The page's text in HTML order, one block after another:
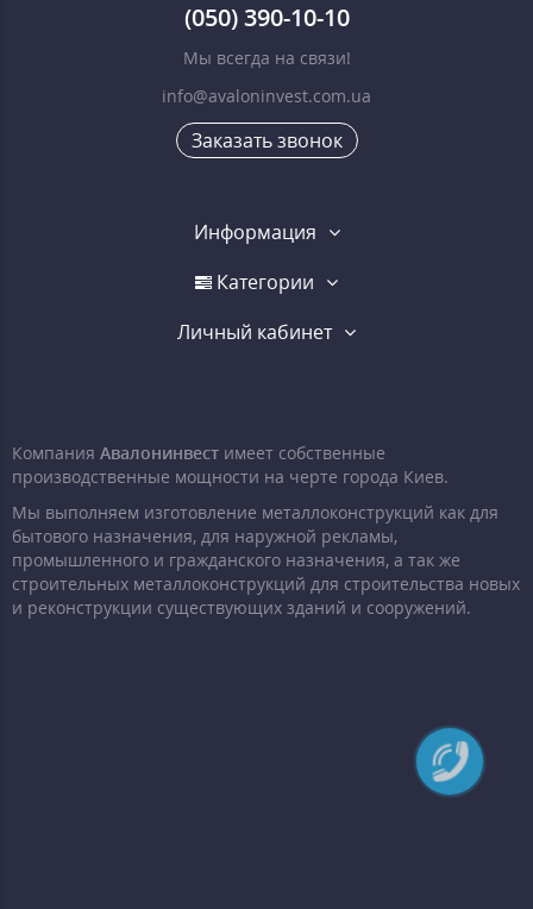
(050) 390-10-10
Мы всегда на связи!
info@avaloninvest.com.ua
Заказать звонок
Информация
Категории
Личный кабинет
Компания Авалонинвест имеет собственные
производственные мощности на черте города Киев.
Мы выполняем изготовление металлоконструкций как для
бытового назначения, для наружной рекламы,
промышленного и гражданского назначения, а так же
строительных металлоконструкций для строительства новых
и реконструкции существующих зданий и сооружений.